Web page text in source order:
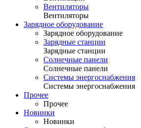
Вентиляторы
Вентиляторы
Зарядное оборудование
Зарядное оборудование
Зарядные станции
Зарядные станции
Солнечные панели
Солнечные панели
Системы энергоснабжения
Системы энергоснабжения
Прочее
Прочее
Новинки
Новинки